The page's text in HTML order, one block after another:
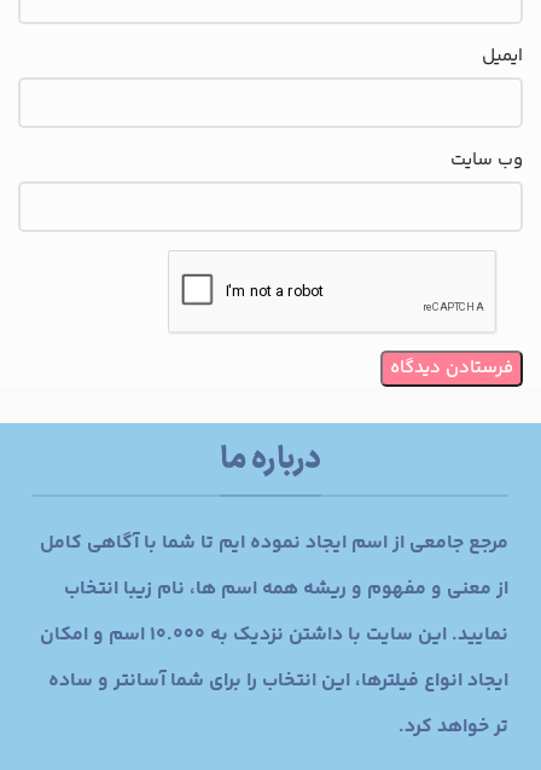
ایمیل
وب‌ سایت
درباره ما
مرجع جامعی از اسم ایجاد نموده ایم تا شما با آگاهی کامل
از معنی و مفهوم و ریشه همه اسم ها، نام زیبا انتخاب
نمایید. این سایت با داشتن نزدیک به 10.000 اسم و امکان
ایجاد انواع فیلترها، این انتخاب را برای شما آسانتر و ساده
تر خواهد کرد.